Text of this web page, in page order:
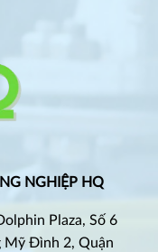
NGHIỆP HQ
Plaza, Số 6
Mỹ Đình 2, Quận